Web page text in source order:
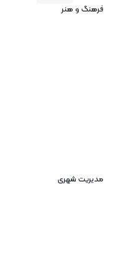
فرهنگ و هنر
مدیریت شهری